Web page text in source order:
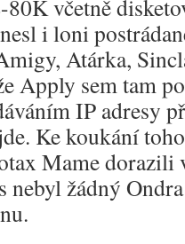
včetně
i loni
Atárka,
Apply sem tam
IP adresy
Ke koukání
Mame dorazili
nebyl žádný